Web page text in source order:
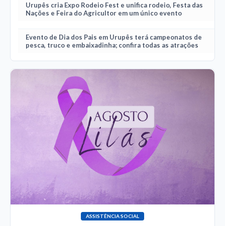
Urupês cria Expo Rodeio Fest e unifica rodeio, Festa das
Nações e Feira do Agricultor em um único evento
Evento de Dia dos Pais em Urupês terá campeonatos de
pesca, truco e embaixadinha; confira todas as atrações
ASSISTÊNCIA SOCIAL